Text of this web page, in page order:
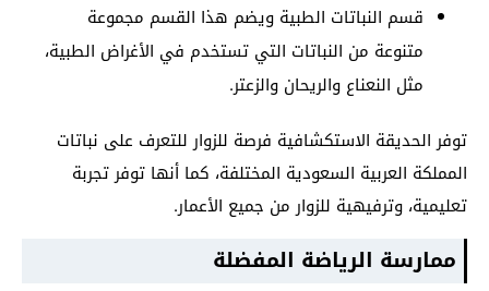
قسم النباتات الطبية ويضم هذا القسم مجموعة
متنوعة من النباتات التي تستخدم في الأغراض الطبية،
مثل النعناع والريحان والزعتر.
توفر الحديقة الاستكشافية فرصة للزوار للتعرف على نباتات
المملكة العربية السعودية المختلفة، كما أنها توفر تجربة
تعليمية، وترفيهية للزوار من جميع الأعمار.
ممارسة الرياضة المفضلة